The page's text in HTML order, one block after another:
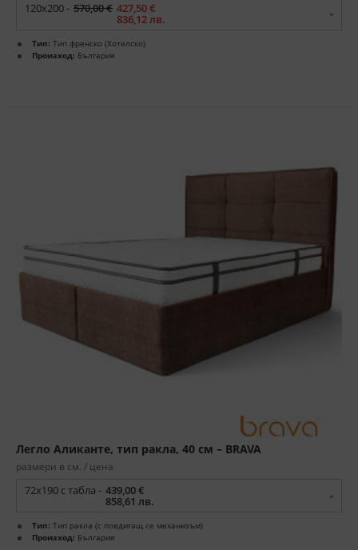
120x200 - 570,00 € 427,50 €
836,12 лв.
Тип: Тип френско (Хотелско)
Произход: България
Легло Аликанте, тип ракла, 40 см – BRAVA
размери в см. / цена
72x190 с табла - 439,00 €
858,61 лв.
Тип: Тип ракла (с повдигащ се механизъм)
Произход: България